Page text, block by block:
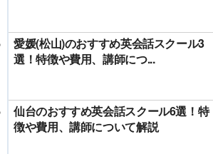
愛媛(松山)のおすすめ英会話スクール3
選！特徴や費用、講師につ...
仙台のおすすめ英会話スクール6選！特
徴や費用、講師について解説